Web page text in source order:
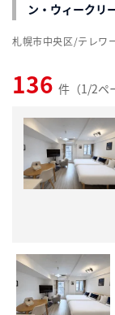
ン・ウィークリ
136 件（1/2ペ